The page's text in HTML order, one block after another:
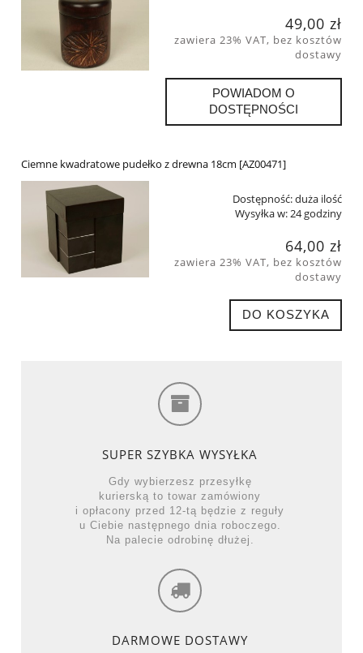
49,00 zł
zawiera 23% VAT, bez kosztów
dostawy
POWIADOM O
DOSTĘPNOŚCI
Ciemne kwadratowe pudełko z drewna 18cm [AZ00471]
Dostępność:duża ilość
Wysyłka w:24 godziny
64,00 zł
zawiera 23% VAT, bez kosztów
dostawy
DO KOSZYKA
SUPER SZYBKA WYSYŁKA
Gdy wybierzesz przesyłkę
kurierską to towar zamówiony
i opłacony przed 12-tą będzie z reguły
u Ciebie następnego dnia roboczego.
Na palecie odrobinę dłużej.
DARMOWE DOSTAWY